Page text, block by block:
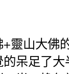
靈山大佛
呆足了